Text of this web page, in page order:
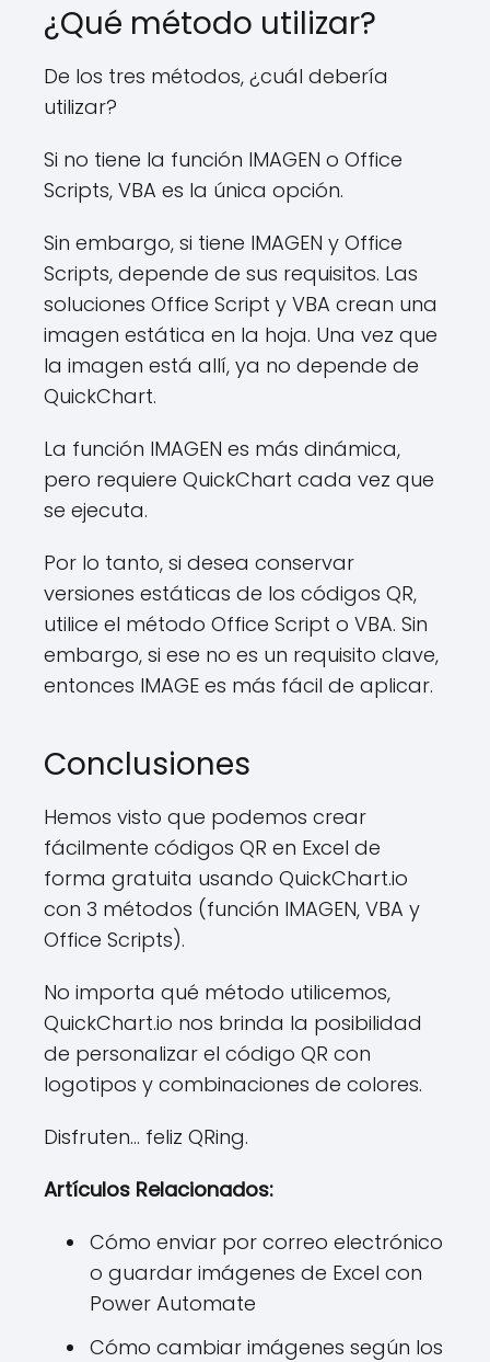
¿Qué método utilizar?
De los tres métodos, ¿cuál debería
utilizar?
Si no tiene la función IMAGEN o Office
Scripts, VBA es la única opción.
Sin embargo, si tiene IMAGEN y Office
Scripts, depende de sus requisitos. Las
soluciones Office Script y VBA crean una
imagen estática en la hoja. Una vez que
la imagen está allí, ya no depende de
QuickChart.
La función IMAGEN es más dinámica,
pero requiere QuickChart cada vez que
se ejecuta.
Por lo tanto, si desea conservar
versiones estáticas de los códigos QR,
utilice el método Office Script o VBA. Sin
embargo, si ese no es un requisito clave,
entonces IMAGE es más fácil de aplicar.
Conclusiones
Hemos visto que podemos crear
fácilmente códigos QR en Excel de
forma gratuita usando QuickChart.io
con 3 métodos (función IMAGEN, VBA y
Office Scripts).
No importa qué método utilicemos,
QuickChart.io nos brinda la posibilidad
de personalizar el código QR con
logotipos y combinaciones de colores.
Disfruten... feliz QRing.
Artículos Relacionados:
Cómo enviar por correo electrónico
o guardar imágenes de Excel con
Power Automate
Cómo cambiar imágenes según los